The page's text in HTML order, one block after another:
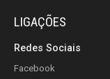
LIGAÇÕES
Redes Sociais
Facebook